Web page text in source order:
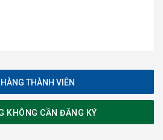
THÀNH VIÊN
KHÔNG CẦN ĐĂNG KÝ